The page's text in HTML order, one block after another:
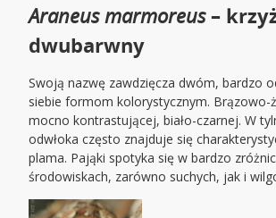
Araneus marmoreus–
dwubarwny
Swoją nazwę zawdzięcza dwóm, bardzo
siebie formom kolorystycznym. Brązowo-
mocno kontrastującej, biało-czarnej. W
odwłoka często znajduje się
plama. Pająki spotyka się w bardzo
środowiskach, zarówno suchych, jak i